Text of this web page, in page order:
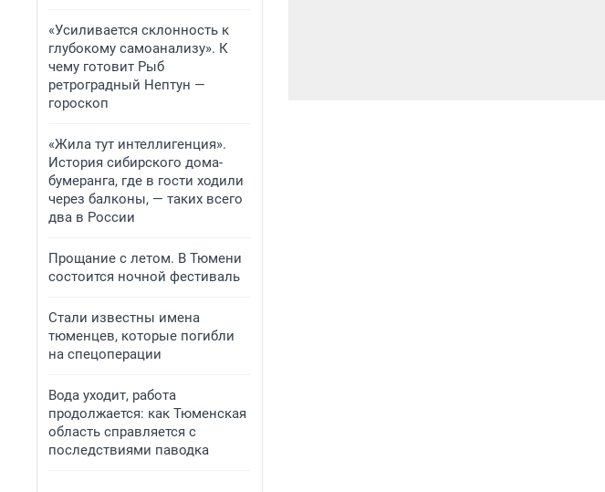
«Усиливается склонность к
глубокому самоанализу». К
чему готовит Рыб
ретроградный Нептун —
гороскоп
«Жила тут интеллигенция».
История сибирского дома-
бумеранга, где в гости ходили
через балконы, — таких всего
два в России
Прощание с летом. В Тюмени
состоится ночной фестиваль
Стали известны имена
тюменцев, которые погибли
на спецоперации
Вода уходит, работа
продолжается: как Тюменская
область справляется с
последствиями паводка